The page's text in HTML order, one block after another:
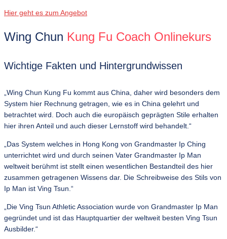
Hier geht es zum Angebot
Wing Chun Kung Fu Coach Onlinekurs
Wichtige Fakten und Hintergrundwissen
„Wing Chun Kung Fu kommt aus China, daher wird besonders dem
System hier Rechnung getragen, wie es in China gelehrt und
betrachtet wird. Doch auch die europäisch geprägten Stile erhalten
hier ihren Anteil und auch dieser Lernstoff wird behandelt.“
„Das System welches in Hong Kong von Grandmaster Ip Ching
unterrichtet wird und durch seinen Vater Grandmaster Ip Man
weltweit berühmt ist stellt einen wesentlichen Bestandteil des hier
zusammen getragenen Wissens dar. Die Schreibweise des Stils von
Ip Man ist Ving Tsun.“
„Die Ving Tsun Athletic Association wurde von Grandmaster Ip Man
gegründet und ist das Hauptquartier der weltweit besten Ving Tsun
Ausbilder.“